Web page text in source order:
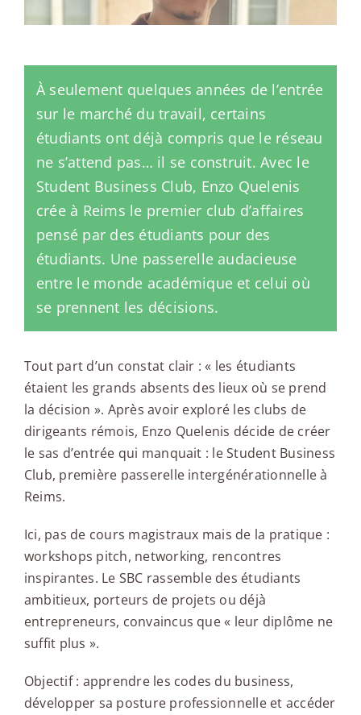
À seulement quelques années de l’entrée
sur le marché du travail, certains
étudiants ont déjà compris que le réseau
ne s’attend pas… il se construit. Avec le
Student Business Club, Enzo Quelenis
crée à Reims le premier club d’affaires
pensé par des étudiants pour des
étudiants. Une passerelle audacieuse
entre le monde académique et celui où
se prennent les décisions.
Tout part d’un constat clair : « les étudiants
étaient les grands absents des lieux où se prend
la décision ». Après avoir exploré les clubs de
dirigeants rémois, Enzo Quelenis décide de créer
le sas d’entrée qui manquait : le Student Business
Club, première passerelle intergénérationnelle à
Reims.
Ici, pas de cours magistraux mais de la pratique :
workshops pitch, networking, rencontres
inspirantes. Le SBC rassemble des étudiants
ambitieux, porteurs de projets ou déjà
entrepreneurs, convaincus que « leur diplôme ne
suffit plus ».
Objectif : apprendre les codes du business,
développer sa posture professionnelle et accéder